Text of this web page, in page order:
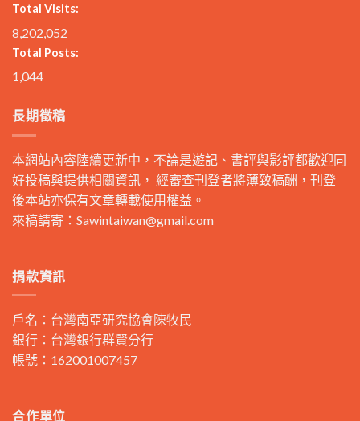
Total Visits:
8,202,052
Total Posts:
1,044
長期徵稿
本網站內容陸續更新中，不論是遊記、書評與影評都歡迎同
好投稿與提供相關資訊， 經審查刊登者將薄致稿酬，刊登
後本站亦保有文章轉載使用權益。
來稿請寄： Sawintaiwan@gmail.com
捐款資訊
戶名：台灣南亞研究協會陳牧民
銀行：台灣銀行群賢分行
帳號：162001007457
合作單位